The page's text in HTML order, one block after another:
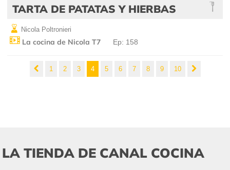
TARTA DE PATATAS Y HIERBAS
Nicola Poltronieri
La cocina de Nicola T7 Ep: 158
1 2 3 4 5 6 7 8 9 10
LA TIENDA DE CANAL COCINA